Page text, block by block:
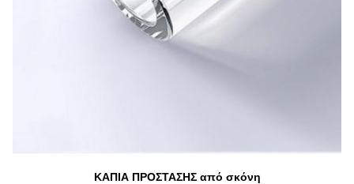
ΚΑΠΙΑ ΠΡΟΣΤΑΣΗΣ από σκόνη